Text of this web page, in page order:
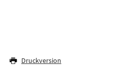
Druckversion